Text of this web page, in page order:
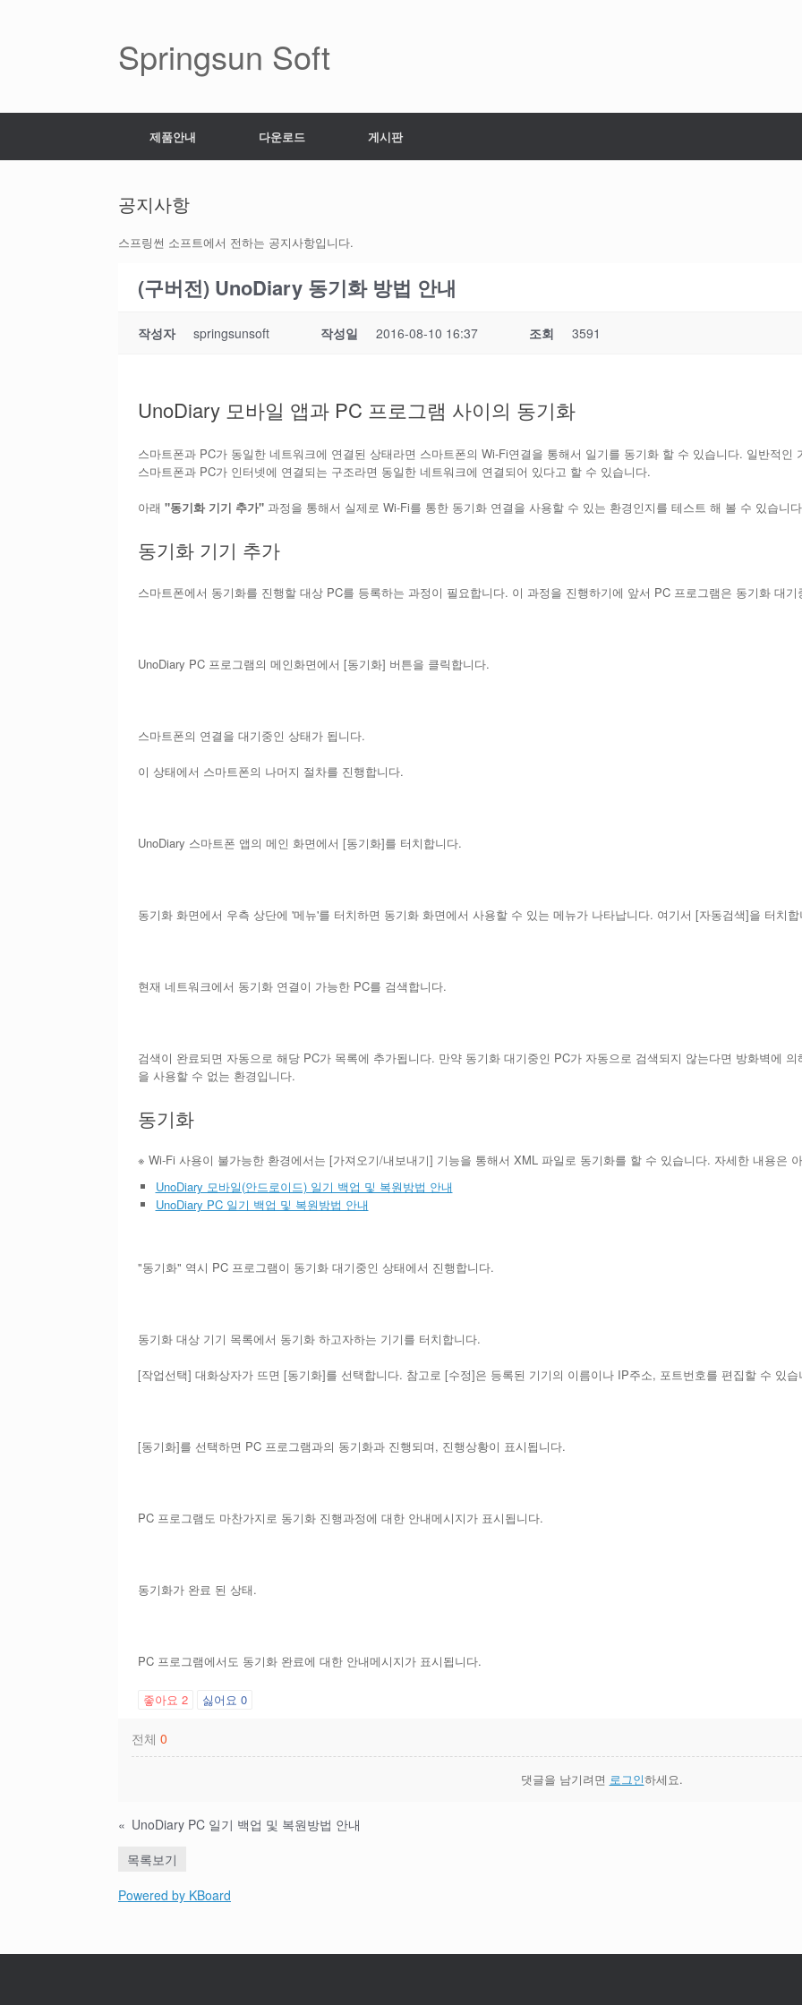
Springsun Soft
제품안내 다운로드 게시판
공지사항
스프링썬 소프트에서 전하는 공지사항입니다.
(구버전) UnoDiary 동기화 방법 안내
작성자 springsunsoft 작성일 2016-08-10 16:37 조회 3591
UnoDiary 모바일 앱과 PC 프로그램 사이의 동기화
스마트폰과 PC가 동일한 네트워크에 연결된 상태라면 스마트폰의 Wi-Fi연결을 통해서 일기를 동기화 할 수 있습니다. 일반적
스마트폰과 PC가 인터넷에 연결되는 구조라면 동일한 네트워크에 연결되어 있다고 할 수 있습니다.
아래 "동기화 기기 추가" 과정을 통해서 실제로 Wi-Fi를 통한 동기화 연결을 사용할 수 있는 환경인지를 테스트 해 볼 수 있습니
동기화 기기 추가
스마트폰에서 동기화를 진행할 대상 PC를 등록하는 과정이 필요합니다. 이 과정을 진행하기에 앞서 PC 프로그램은 동기화 대
UnoDiary PC 프로그램의 메인화면에서 [동기화] 버튼을 클릭합니다.
스마트폰의 연결을 대기중인 상태가 됩니다.
이 상태에서 스마트폰의 나머지 절차를 진행합니다.
UnoDiary 스마트폰 앱의 메인 화면에서 [동기화]를 터치합니다.
동기화 화면에서 우측 상단에 '메뉴'를 터치하면 동기화 화면에서 사용할 수 있는 메뉴가 나타납니다. 여기서 [자동검색]을 터치
현재 네트워크에서 동기화 연결이 가능한 PC를 검색합니다.
검색이 완료되면 자동으로 해당 PC가 목록에 추가됩니다. 만약 동기화 대기중인 PC가 자동으로 검색되지 않는다면 방화벽에
을 사용할 수 없는 환경입니다.
동기화
※ Wi-Fi 사용이 불가능한 환경에서는 [가져오기/내보내기] 기능을 통해서 XML 파일로 동기화를 할 수 있습니다. 자세한 내용은
UnoDiary 모바일(안드로이드) 일기 백업 및 복원방법 안내
UnoDiary PC 일기 백업 및 복원방법 안내
"동기화" 역시 PC 프로그램이 동기화 대기중인 상태에서 진행합니다.
동기화 대상 기기 목록에서 동기화 하고자하는 기기를 터치합니다.
[작업선택] 대화상자가 뜨면 [동기화]를 선택합니다. 참고로 [수정]은 등록된 기기의 이름이나 IP주소, 포트번호를 편집할 수 있습
[동기화]를 선택하면 PC 프로그램과의 동기화과 진행되며, 진행상황이 표시됩니다.
PC 프로그램도 마찬가지로 동기화 진행과정에 대한 안내메시지가 표시됩니다.
동기화가 완료 된 상태.
PC 프로그램에서도 동기화 완료에 대한 안내메시지가 표시됩니다.
좋아요 2 싫어요 0
전체 0
댓글을 남기려면 로그인하세요.
« UnoDiary PC 일기 백업 및 복원방법 안내
목록보기
Powered by KBoard